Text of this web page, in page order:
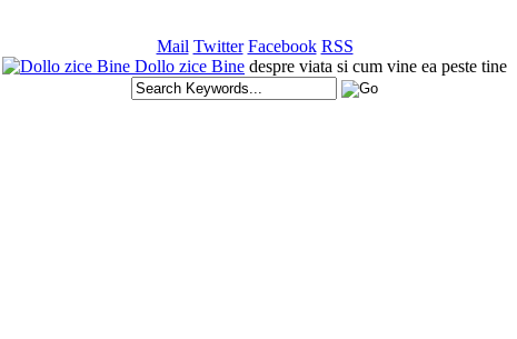
Mail Twitter Facebook RSS
Dollo zice Bine despre viata si cum vine ea peste tine